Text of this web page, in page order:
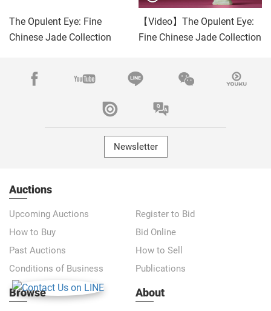
The Opulent Eye: Fine
Chinese Jade Collection
【Video】The Opulent Eye:
Fine Chinese Jade Collection
Newsletter
Auctions
Upcoming Auctions
Register to Bid
How to Buy
Bid Online
Past Auctions
How to Sell
Conditions of Business
Publications
Browse About